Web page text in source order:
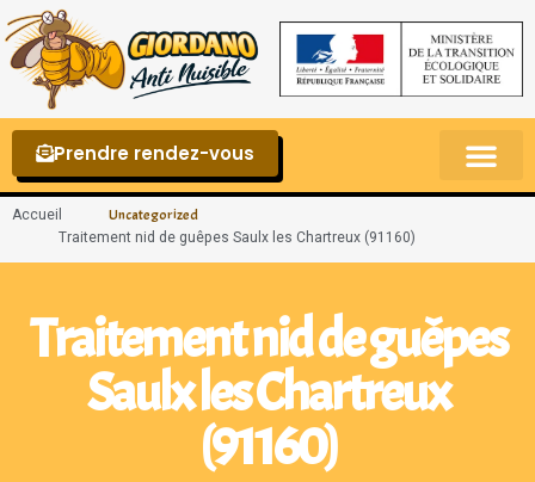
Prendre rendez-vous
Accueil Uncategorized
Traitement nid de guêpes Saulx les Chartreux (91160)
Traitement nid de guêpes
Saulx les Chartreux
(91160)